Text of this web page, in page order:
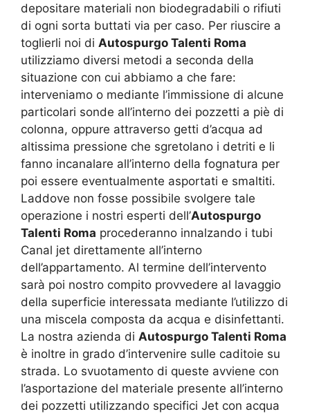
depositare materiali non biodegradabili o rifiuti
di ogni sorta buttati via per caso. Per riuscire a
toglierli noi di Autospurgo Talenti Roma
utilizziamo diversi metodi a seconda della
situazione con cui abbiamo a che fare:
interveniamo o mediante l’immissione di alcune
particolari sonde all’interno dei pozzetti a piè di
colonna, oppure attraverso getti d’acqua ad
altissima pressione che sgretolano i detriti e li
fanno incanalare all’interno della fognatura per
poi essere eventualmente asportati e smaltiti.
Laddove non fosse possibile svolgere tale
operazione i nostri esperti dell’Autospurgo
Talenti Roma procederanno innalzando i tubi
Canal jet direttamente all’interno
dell’appartamento. Al termine dell’intervento
sarà poi nostro compito provvedere al lavaggio
della superficie interessata mediante l’utilizzo di
una miscela composta da acqua e disinfettanti.
La nostra azienda di Autospurgo Talenti Roma
è inoltre in grado d’intervenire sulle caditoie su
strada. Lo svuotamento di queste avviene con
l’asportazione del materiale presente all’interno
dei pozzetti utilizzando specifici Jet con acqua